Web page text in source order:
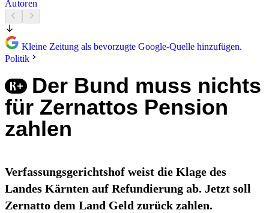
Autoren
Kleine Zeitung als bevorzugte Google-Quelle hinzufügen.
Politik
Der Bund muss nichts
für Zernattos Pension
zahlen
Verfassungsgerichtshof weist die Klage des
Landes Kärnten auf Refundierung ab. Jetzt soll
Zernatto dem Land Geld zurück zahlen.